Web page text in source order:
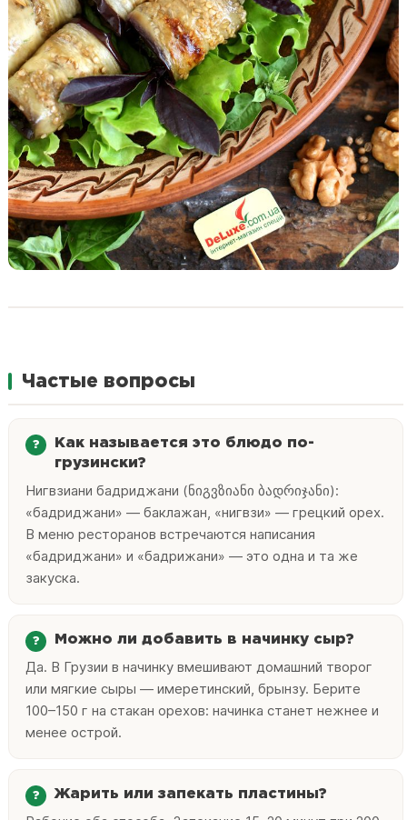
Частые вопросы
Как называется это блюдо по-
грузински?
Нигвзиани бадриджани (ნიგვზიანი ბადრიჯანი):
«бадриджани» — баклажан, «нигвзи» — грецкий орех.
В меню ресторанов встречаются написания
«бадриджани» и «бадрижани» — это одна и та же
закуска.
Можно ли добавить в начинку сыр?
Да. В Грузии в начинку вмешивают домашний творог
или мягкие сыры — имеретинский, брынзу. Берите
100–150 г на стакан орехов: начинка станет нежнее и
менее острой.
Жарить или запекать пластины?